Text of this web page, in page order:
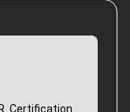
Certification